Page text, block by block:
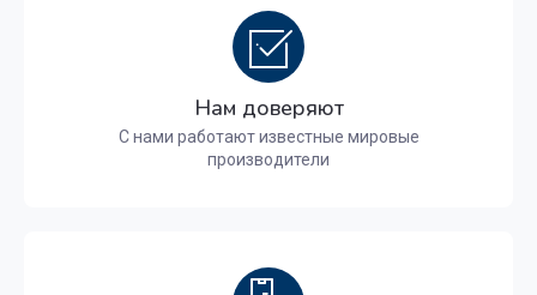
Нам доверяют
С нами работают известные мировые
производители